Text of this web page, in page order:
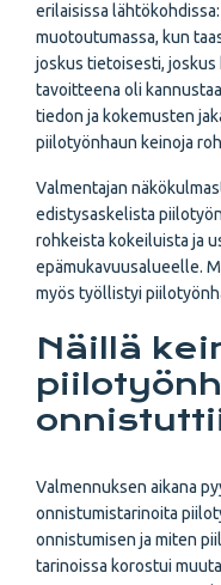
erilaisissa
muotoutumassa, kun
joskus tietoisesti, joskus
tavoitteena oli
tiedon ja kokemusten
piilotyönhaun keinoja
Valmentajan
edistysaskelista
rohkeista kokeiluista ja
epämukavuusalueelle.
myös työllistyi
Näillä
Valmennuksen aikana
onnistumistarinoita
onnistumisen ja miten
tarinoissa korostui